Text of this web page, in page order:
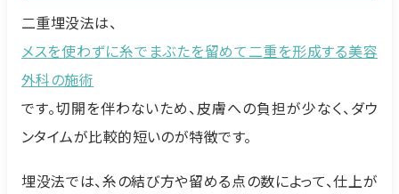
二重埋没法は、
メスを使わずに糸でまぶたを留めて二重を形成する美容
外科の施術
です。切開を伴わないため、皮膚への負担が少なく、ダウ
ンタイムが比較的短いのが特徴です。
埋没法では、糸の結び方や留める点の数によって、仕上が